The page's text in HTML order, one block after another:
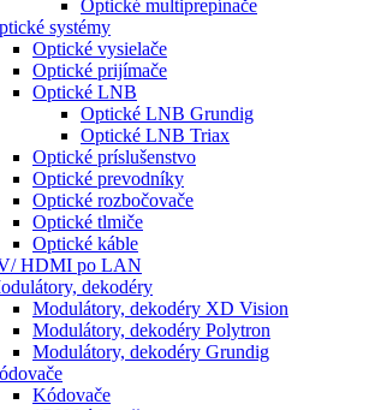
Optické multiprepínače
systémy
Optické vysielače
Optické prijímače
Optické LNB
Optické LNB Grundig
Optické LNB Triax
Optické príslušenstvo
Optické prevodníky
Optické rozbočovače
Optické tlmiče
Optické káble
HDMI po LAN
dekodéry
Modulátory, dekodéry XD Vision
Modulátory, dekodéry Polytron
Modulátory, dekodéry Grundig
Kódovače